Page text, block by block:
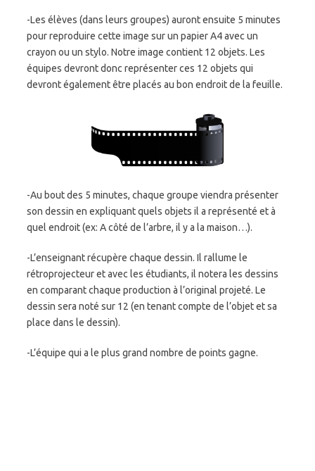
-Les élèves (dans leurs groupes) auront ensuite 5 minutes
pour reproduire cette image sur un papier A4 avec un
crayon ou un stylo. Notre image contient 12 objets. Les
équipes devront donc représenter ces 12 objets qui
devront également être placés au bon endroit de la feuille.
-Au bout des 5 minutes, chaque groupe viendra présenter
son dessin en expliquant quels objets il a représenté et à
quel endroit (ex: A côté de l’arbre, il y a la maison…).
-L’enseignant récupère chaque dessin. Il rallume le
rétroprojecteur et avec les étudiants, il notera les dessins
en comparant chaque production à l’original projeté. Le
dessin sera noté sur 12 (en tenant compte de l’objet et sa
place dans le dessin).
-L’équipe qui a le plus grand nombre de points gagne.